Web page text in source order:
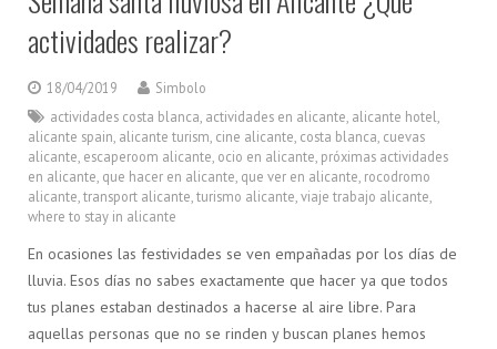
actividades realizar?
18/04/2019
Simbolo
actividades costa blanca actividades en alicante alicante hotel
alicante spain alicante turism cine alicante costa blanca cuevas
alicante escaperoom alicante ocio en alicante próximas actividades
en alicante que hacer en alicante que ver en alicante rocodromo
alicante transport alicante turismo alicante viaje trabajo alicante
where to stay in alicante
En ocasiones las festividades se ven empañadas por los días de
lluvia. Esos días no sabes exactamente que hacer ya que todos
tus planes estaban destinados a hacerse al aire libre. Para
aquellas personas que no se rinden y buscan planes hemos